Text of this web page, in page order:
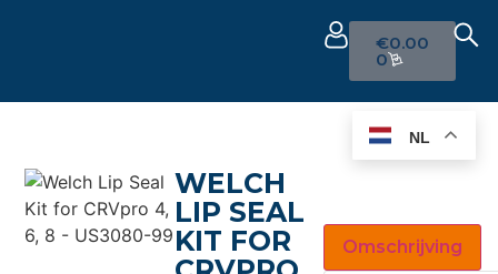
€0.00
0
WELCH
LIP SEAL
KIT FOR
Omschrijving
NL